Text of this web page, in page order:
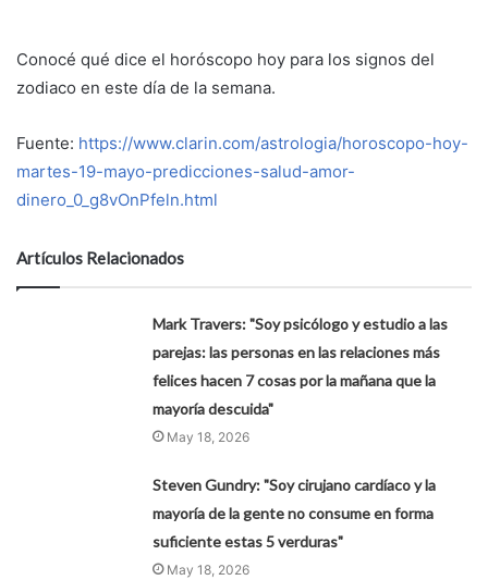
Conocé qué dice el horóscopo hoy para los signos del
zodiaco en este día de la semana.
Fuente: https://www.clarin.com/astrologia/horoscopo-hoy-
martes-19-mayo-predicciones-salud-amor-
dinero_0_g8vOnPfeln.html
Artículos Relacionados
Mark Travers: "Soy psicólogo y estudio a las
parejas: las personas en las relaciones más
felices hacen 7 cosas por la mañana que la
mayoría descuida"
May 18, 2026
Steven Gundry: "Soy cirujano cardíaco y la
mayoría de la gente no consume en forma
suficiente estas 5 verduras"
May 18, 2026